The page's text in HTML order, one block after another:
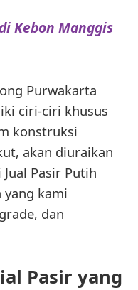
Kebon Manggis
Purwakarta
ciri-ciri khusus
konstruksi
akan diuraikan
Pasir Putih
kami
dan
Pasir yang